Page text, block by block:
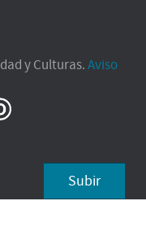
y Culturas.Aviso
Subir